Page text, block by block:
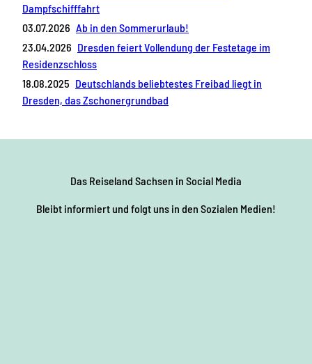
Dampfschifffahrt
03.07.2026 Ab in den Sommerurlaub!
23.04.2026 Dresden feiert Vollendung der Festetage im
Residenzschloss
18.08.2025 Deutschlands beliebtestes Freibad liegt in
Dresden, das Zschonergrundbad
Das Reiseland Sachsen in Social Media
Bleibt informiert und folgt uns in den Sozialen Medien!